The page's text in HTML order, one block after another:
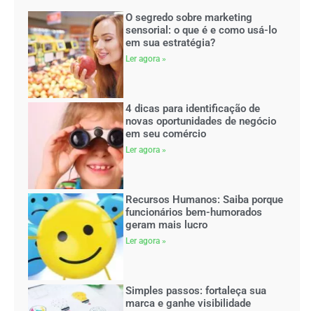
O segredo sobre marketing
sensorial: o que é e como usá-lo
em sua estratégia?
Ler agora »
4 dicas para identificação de
novas oportunidades de negócio
em seu comércio
Ler agora »
Recursos Humanos: Saiba porque
funcionários bem-humorados
geram mais lucro
Ler agora »
Simples passos: fortaleça sua
marca e ganhe visibilidade